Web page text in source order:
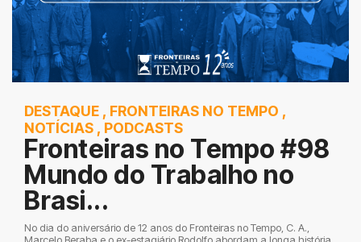
DESTAQUE , FRONTEIRAS NO TEMPO ,
NOTÍCIAS , PODCASTS
Fronteiras no Tempo #98
Mundo do Trabalho no
Brasi...
No dia do aniversário de 12 anos do Fronteiras no Tempo, C. A.,